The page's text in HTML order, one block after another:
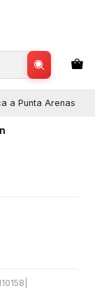
a Punta Arenas